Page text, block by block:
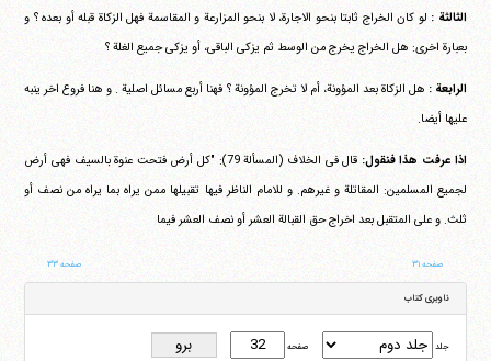
الثالثة : لو کان الخراج ثابتا بنحو الاجارة، لا بنحو المزارعة و المقاسمة فهل الزکاة قبله أو بعده ؟ و
بعبارة اخری: هل الخراج یخرج من الوسط ثم یزکی الباقی، أو یزکی جمیع الغلة ؟
الرابعة : هل الزکاة بعد المؤونة، أم لا تخرج المؤونة ؟ فهنا أربع مسائل اصلیة . و هنا فروع اخر ینبه
علیها أیضا.
اذا عرفت هذا فنقول:
قال فی الخلاف (المسألة 79): "کل أرض فتحت عنوة بالسیف فهی أرض
لجمیع المسلمین: المقاتلة و غیرهم. و للامام الناظر فیها تقبیلها ممن یراه بما یراه من نصف أو
ثلث. و علی المتقبل بعد اخراج حق القبالة العشر أو نصف العشر فیما
صفحه ۳۱ صفحه ۳۳
ناوبری کتاب
جلد صفحه